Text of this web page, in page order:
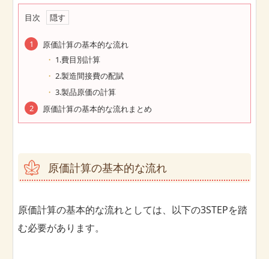
目次
原価計算の基本的な流れ
1.費目別計算
2.製造間接費の配賦
3.製品原価の計算
原価計算の基本的な流れまとめ
原価計算の基本的な流れ
原価計算の基本的な流れとしては、以下の3STEPを踏
む必要があります。